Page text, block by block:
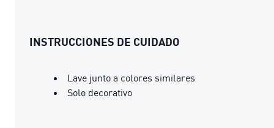
INSTRUCCIONES DE CUIDADO
Lave junto a colores similares
Solo decorativo